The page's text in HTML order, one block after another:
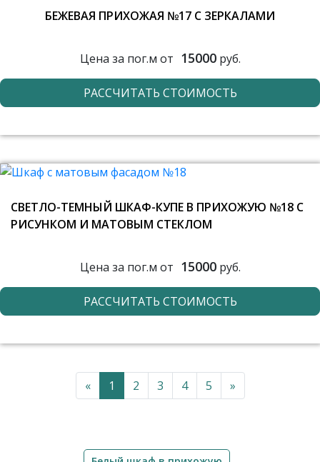
БЕЖЕВАЯ ПРИХОЖАЯ №17 С ЗЕРКАЛАМИ
Цена за пог.м от 15000руб.
РАССЧИТАТЬ СТОИМОСТЬ
СВЕТЛО-ТЕМНЫЙ ШКАФ-КУПЕ В ПРИХОЖУЮ №18 С
РИСУНКОМ И МАТОВЫМ СТЕКЛОМ
Цена за пог.м от 15000руб.
РАССЧИТАТЬ СТОИМОСТЬ
« 1 2 3 4 5 »